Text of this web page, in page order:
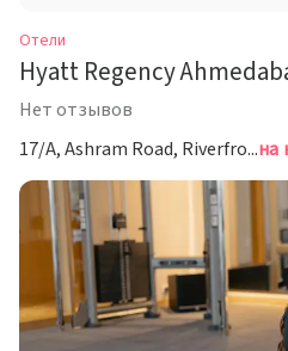
Отели
Hyatt Regency
Нет отзывов
17/A, Ashram Road, Riverfront, Ахмедабадна